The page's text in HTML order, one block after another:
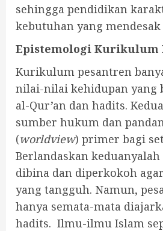
sehingga pendidikan
kebutuhan yang
Epistemologi Kurikulum
Kurikulum pesantren
nilai-nilai kehidupan yang
al-Qur’an dan hadits.
sumber hukum dan
(worldview) primer bagi
Berlandaskan
dibina dan diperkokoh
yang tangguh. Namun,
hanya semata-mata
hadits. Ilmu-ilmu Islam